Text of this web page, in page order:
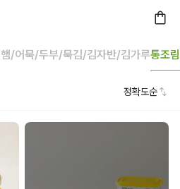
햄/어묵/두부/묵김/김자반/김가루통조림
정확도순